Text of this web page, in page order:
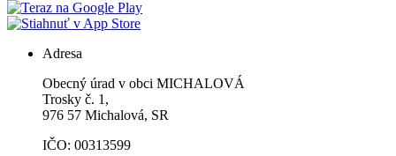
Adresa
Obecný úrad v obci MICHALOVÁ
Trosky č. 1,
976 57 Michalová, SR
IČO: 00313599